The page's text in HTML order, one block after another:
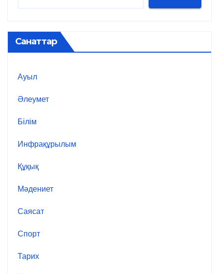
Санаттар
Ауыл
Әлеумет
Білім
Инфрақұрылым
Құқық
Мәдениет
Саясат
Спорт
Тарих